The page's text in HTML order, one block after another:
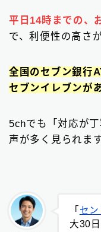
平日14時までの、
で、利便性の高さ
全国のセブン銀行
セブンイレブンが
5chでも「対応が
声が多く見られます
「 セ
大30